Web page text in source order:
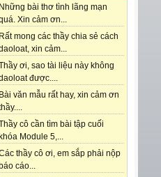
Những bài thơ tình lãng mạn
Xin cảm ơn...
Rất mong các thầy chia sẻ cách
xin cảm...
ơi, sao tài liệu này không
được....
Bài văn mẫu rất hay, xin cảm ơn
cô cần tìm bài tập cuối
khóa Module 5,...
thầy cô ơi, em sắp phải nộp
báo cáo...